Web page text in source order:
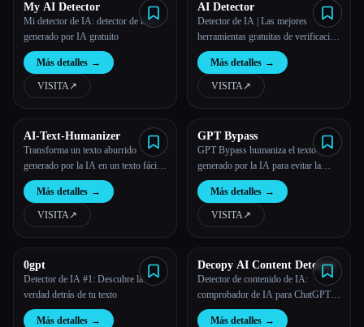
My AI Detector
Mi detector de IA: detector de texto
generado por IA gratuito
Más detalles →
VISITA↗︎
AI Detector
Detector de IA | Las mejores
herramientas gratuitas de verificación
de IA y verificación de ChatGPT
Más detalles →
VISITA↗︎
AI-Text-Humanizer
Transforma un texto aburrido
generado por la IA en un texto fácil
de leer y suena como una persona
real. Convence a los detectores de
contenido de la IA y a tus lectores de
que tu texto suena natural y parecido
Más detalles →
VISITA↗︎
GPT Bypass
GPT Bypass humaniza el texto
generado por la IA para evitar la
detección de contenido.
Más detalles →
VISITA↗︎
0gpt
Detector de IA #1: Descubre la
verdad detrás de tu texto
Más detalles →
Decopy AI Content Detector
Detector de contenido de IA:
comprobador de IA para ChatGPT,
Claude & Gemini
Más detalles →